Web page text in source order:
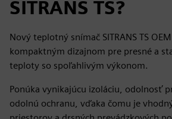
SITRANS TS?
Nový teplotný snímač SITRANS TS
kompaktným dizajnom pre presné a
teploty so spoľahlivým výkonom.
Ponúka vynikajúcu izoláciu, odolnosť
odolnú ochranu, vďaka čomu je